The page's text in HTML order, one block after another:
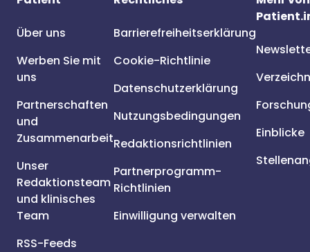
Über uns
Werben Sie mit
uns
Partnerschaften
und
Zusammenarbeit
Unser
Redaktionsteam
und klinisches
Team
RSS-Feeds
Barrierefreiheitserklärung
Cookie-Richtlinie
Datenschutzerklärung
Nutzungsbedingungen
Redaktionsrichtlinien
Partnerprogramm-
Richtlinien
Einwilligung verwalten
Einblicke